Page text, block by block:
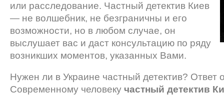
или расследование. Частный детектив Киев
— не волшебник, не безграничны и его
возможности, но в любом случае, он
выслушает вас и даст консультацию по ряду
возникших моментов, указанных Вами.
Нужен ли в Украине частный детектив? Ответ
Современному человеку частный детектив